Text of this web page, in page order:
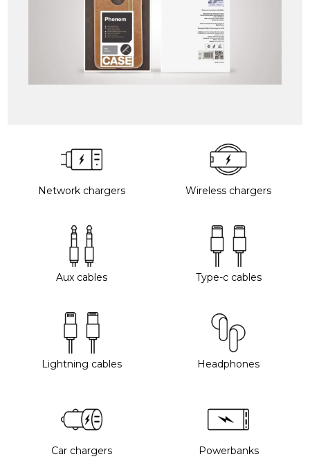
Network chargers Wireless chargers
Aux cables Type-c cables
Lightning cables Headphones
Car chargers Powerbanks